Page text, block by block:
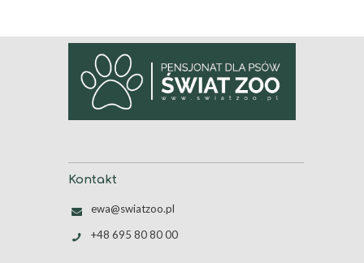
Kontakt
ewa@swiatzoo.pl
+48 695 80 80 00